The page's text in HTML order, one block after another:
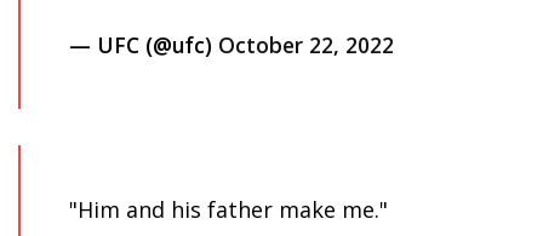
— UFC (@ufc) October 22, 2022
"Him and his father make me."